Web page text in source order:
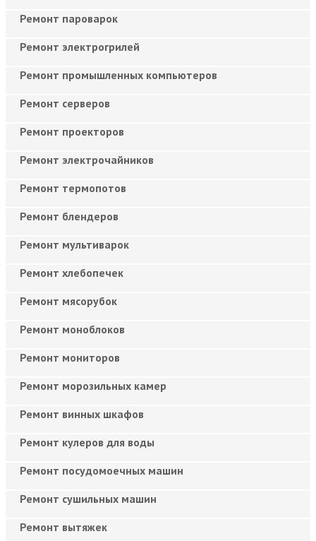
Ремонт пароварок
Ремонт электрогрилей
Ремонт промышленных компьютеров
Ремонт серверов
Ремонт проекторов
Ремонт электрочайников
Ремонт термопотов
Ремонт блендеров
Ремонт мультиварок
Ремонт хлебопечек
Ремонт мясорубок
Ремонт моноблоков
Ремонт мониторов
Ремонт морозильных камер
Ремонт винных шкафов
Ремонт кулеров для воды
Ремонт посудомоечных машин
Ремонт сушильных машин
Ремонт вытяжек